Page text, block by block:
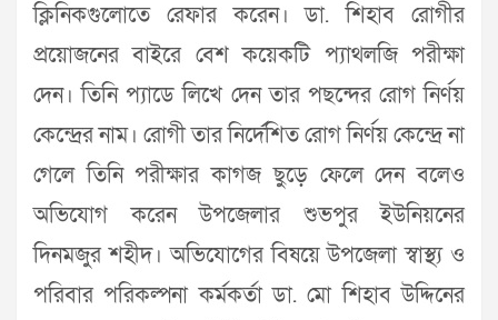
ক্লিনিকগুলোতে রেফার করেন। ডা. শিহাব রোগীর
প্রয়োজনের বাইরে বেশ কয়েকটি প্যাথলজি পরীক্ষা
দেন। তিনি প্যাডে লিখে দেন তার পছন্দের রোগ নির্ণয়
কেন্দ্রের নাম। রোগী তার নির্দেশিত রোগ নির্ণয় কেন্দ্রে না
গেলে তিনি পরীক্ষার কাগজ ছুড়ে ফেলে দেন বলেও
অভিযোগ করেন উপজেলার শুভপুর ইউনিয়নের
দিনমজুর শহীদ। অভিযোগের বিষয়ে উপজেলা স্বাস্থ্য ও
পরিবার পরিকল্পনা কর্মকর্তা ডা. মো শিহাব উদ্দিনের